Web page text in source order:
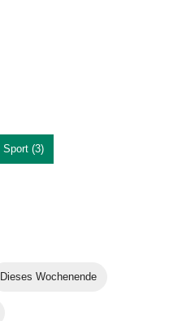
Sport (3)
Dieses Wochenende